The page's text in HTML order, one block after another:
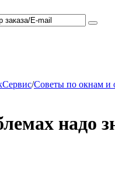
/Советы по окнам и
надо